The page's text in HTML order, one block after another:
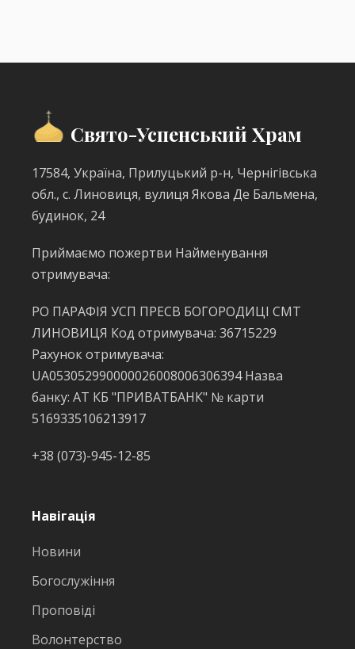
Свято-Успенський Храм
17584, Україна, Прилуцький р-н, Чернігівська
обл., с. Линовиця, вулиця Якова Де Бальмена,
будинок, 24
Приймаємо пожертви Найменування
отримувача:
РО ПАРАФІЯ УСП ПРЕСВ БОГОРОДИЦІ СМТ
ЛИНОВИЦЯ Код отримувача: 36715229
Рахунок отримувача:
UA053052990000026008006306394 Назва
банку: АТ КБ "ПРИВАТБАНК" № карти
5169335106213917
+38 (073)-945-12-85
Навігація
Новини
Богослужіння
Проповіді
Волонтерство